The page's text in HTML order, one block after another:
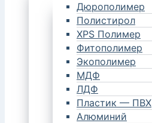
Дюрополимер
Полистирол
XPS Полимер
Фитополимер
Экополимер
МДФ
ЛДФ
Пластик — ПВХ
Алюминий